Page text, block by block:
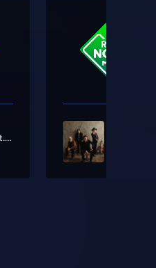
50 Cent Ft. Snoop Dogg